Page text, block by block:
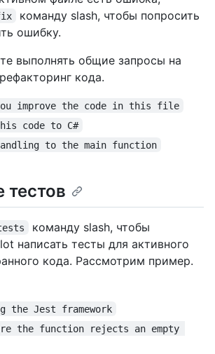
команду slash, чтобы попросить
ошибку.
выполнять общие запросы на
кода.
improve the code in this file
code to C#
to the main function
тестов
команду slash, чтобы
написать тесты для активного
кода. Рассмотрим пример.
the Jest framework
the function rejects an empty